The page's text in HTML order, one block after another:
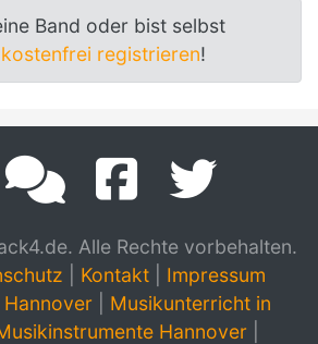
Band oder bist selbst
registrieren!
Alle Rechte vorbehalten.
Kontakt
Impressum
Musikunterricht in
Hannover